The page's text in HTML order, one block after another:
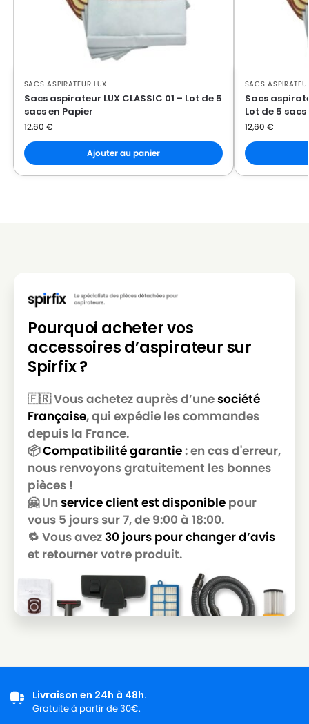
SACS ASPIRATEUR LUX
Sacs aspirateur LUX CLASSIC 01 – Lot de 5
sacs en Papier
12,60 €
Ajouter au panier
SACS
Sacs
Lot de 5
12,60 €
Pourquoi acheter vos
accessoires d’aspirateur sur
Spirfix ?
🇫🇷 Vous achetez auprès d’unesociété
Française, qui expédie les commandes
depuis la France.
📦Compatibilité garantie: en cas d'erreur,
nous renvoyons gratuitement les bonnes
pièces !
🤗 Un service client est disponible pour
vous 5 jours sur 7, de 9:00 à 18:00.
🔁 Vous avez30 jours pour changer d’avis
et retourner votre produit.
Livraison en 24h à 48h.
Gratuite à partir de 30€.